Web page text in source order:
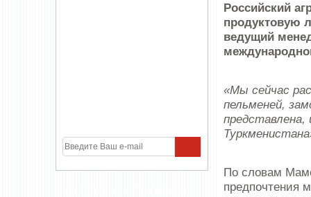
Российский
продуктовую
ведущий
«Мы сейчас
пельменей,
По словам
предпочтения